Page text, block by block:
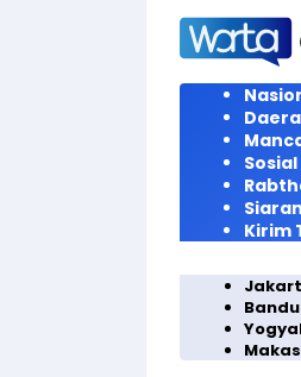
Langsung
konten
Sosial
Kirim